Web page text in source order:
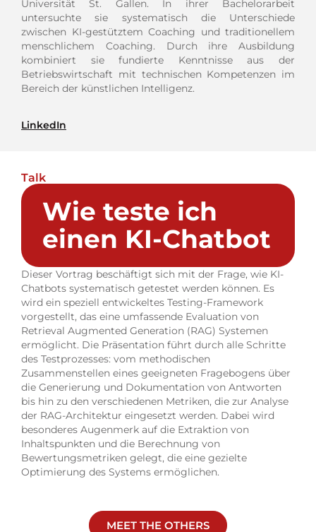
Universität St. Gallen. In ihrer Bachelorarbeit
untersuchte sie systematisch die Unterschiede
zwischen KI-gestütztem Coaching und traditionellem
menschlichem Coaching. Durch ihre Ausbildung
kombiniert sie fundierte Kenntnisse aus der
Betriebswirtschaft mit technischen Kompetenzen im
Bereich der künstlichen Intelligenz.
LinkedIn
Talk
Wie teste ich
einen KI-Chatbot
Dieser Vortrag beschäftigt sich mit der Frage, wie KI-
Chatbots systematisch getestet werden können. Es
wird ein speziell entwickeltes Testing-Framework
vorgestellt, das eine umfassende Evaluation von
Retrieval Augmented Generation (RAG) Systemen
ermöglicht. Die Präsentation führt durch alle Schritte
des Testprozesses: vom methodischen
Zusammenstellen eines geeigneten Fragebogens über
die Generierung und Dokumentation von Antworten
bis hin zu den verschiedenen Metriken, die zur Analyse
der RAG-Architektur eingesetzt werden. Dabei wird
besonderes Augenmerk auf die Extraktion von
Inhaltspunkten und die Berechnung von
Bewertungsmetriken gelegt, die eine gezielte
Optimierung des Systems ermöglichen.
MEET THE OTHERS